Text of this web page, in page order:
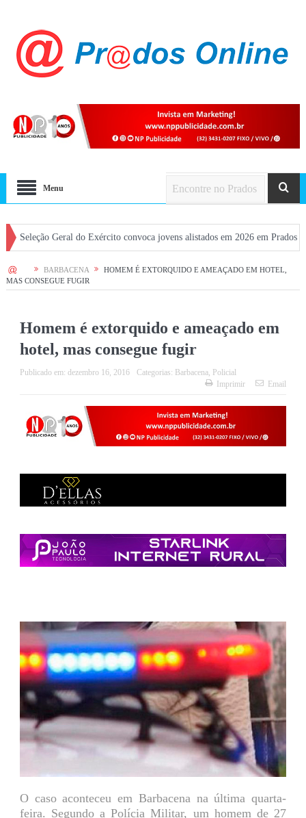
Menu
Geral do Exército convoca jovens alistados em 2026 em Prados Dia
HOME BARBACENA
HOMEM É EXTORQUIDO E AMEAÇADO EM HOTEL,
MAS CONSEGUE FUGIR
Homem é extorquido e ameaçado em
hotel, mas consegue fugir
Publicado em: dezembro 16, 2016 Categorias: Barbacena, Policial
Imprimir
Email
O caso aconteceu em Barbacena na última quarta-
feira. Segundo a Polícia Militar, um homem de 27